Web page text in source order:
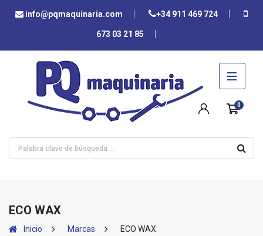
info@pqmaquinaria.com +34 911 469 724
673 03 21 85
0
ECO WAX
Inicio Marcas ECO WAX